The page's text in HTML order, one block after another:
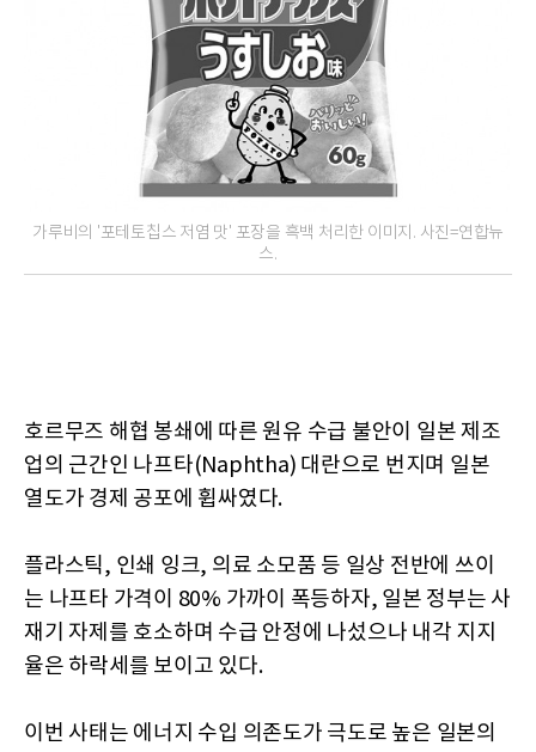
가루비의 '포테토칩스 저염 맛' 포장을 흑백 처리한 이미지. 사진=연합뉴
스.
호르무즈 해협 봉쇄에 따른 원유 수급 불안이 일본 제조
업의 근간인 나프타(Naphtha) 대란으로 번지며 일본
열도가 경제 공포에 휩싸였다.
플라스틱, 인쇄 잉크, 의료 소모품 등 일상 전반에 쓰이
는 나프타 가격이 80% 가까이 폭등하자, 일본 정부는 사
재기 자제를 호소하며 수급 안정에 나섰으나 내각 지지
율은 하락세를 보이고 있다.
이번 사태는 에너지 수입 의존도가 극도로 높은 일본의